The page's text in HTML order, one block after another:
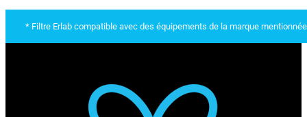
* Filtre Erlab compatible avec des équipements de la marque